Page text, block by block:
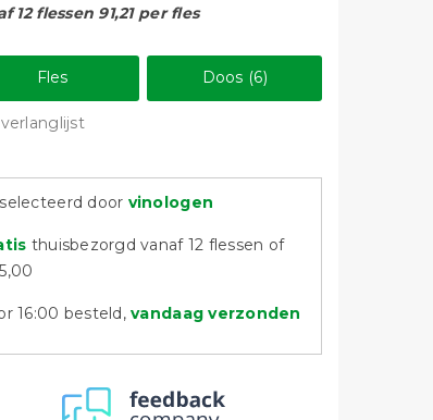
12 flessen 91,21 per fles
Fles Doos (6)
door vinologen
thuisbezorgd vanaf 12 flessen of
16:00 besteld,vandaag verzonden